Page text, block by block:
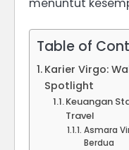
menuntut
Table of
Karier Virgo:
Spotlight
Keuangan
Travel
Asmara
Berdua